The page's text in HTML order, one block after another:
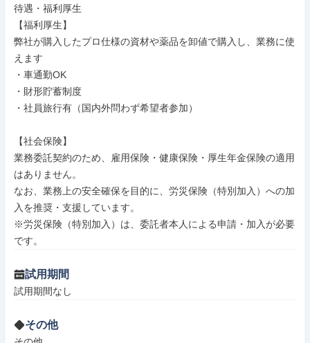
待遇・福利厚生
【福利厚生】
弊社が購入したプロ仕様の資材や薬品を卸値で購入し、業務に使
えます
・車通勤OK
・財形貯蓄制度
・社員旅行有（国内外問わず希望者参加）
【社会保険】
業務委託契約のため、雇用保険・健康保険・厚生年金保険の適用
はありません。
なお、業務上の安全確保を目的に、労災保険（特別加入）への加
入を推奨・支援しています。
※労災保険（特別加入）は、委託者本人による申請・加入が必要
です。
試用期間
試用期間なし
その他